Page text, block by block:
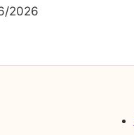
2026